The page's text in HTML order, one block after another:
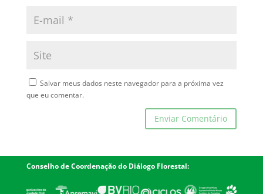
Salvar meus dados neste navegador para a próxima vez
que eu comentar.
Conselho de Coordenação do Diálogo Florestal: